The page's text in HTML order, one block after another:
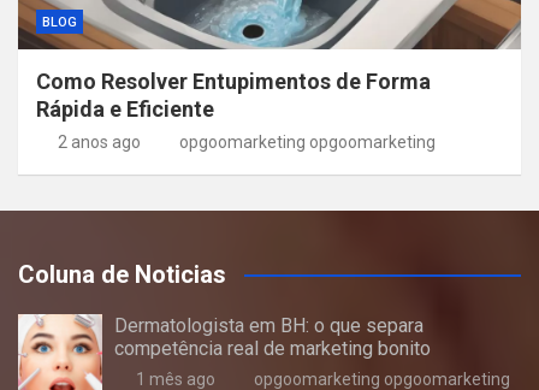
BLOG
Como Resolver Entupimentos de Forma
Rápida e Eficiente
2 anos ago opgoomarketing opgoomarketing
Coluna de Noticias
Dermatologista em BH: o que separa
competência real de marketing bonito
1 mês ago opgoomarketing opgoomarketing